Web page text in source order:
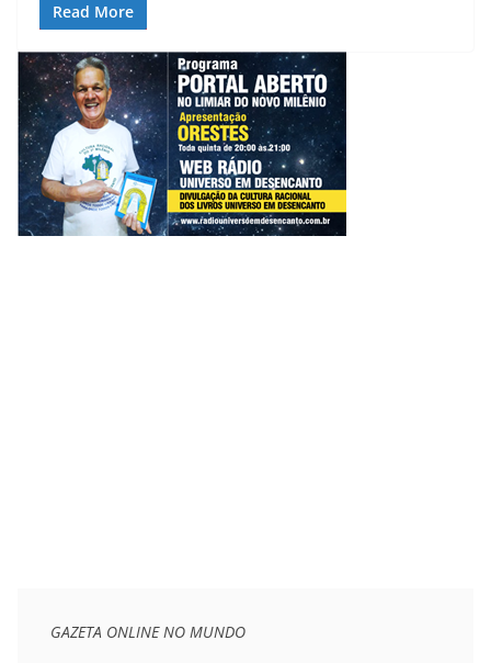
Read More
GAZETA ONLINE NO MUNDO